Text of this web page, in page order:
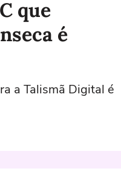
que
é
a Talismã Digital é